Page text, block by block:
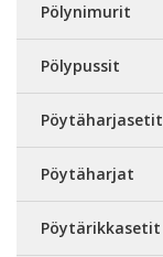
Pölynimurit
Pölypussit
Pöytäharjasetit
Pöytäharjat
Pöytärikkasetit